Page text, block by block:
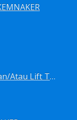
Sertifikasi Side Boom Forklift Dan/Atau Lift Truk KEMNAKER